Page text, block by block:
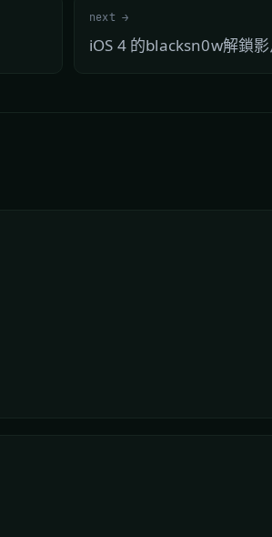
next →
iOS 4 的blacksn0w解鎖